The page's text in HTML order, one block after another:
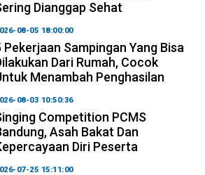
Dianggap Sehat
08-05 18:00:00
Pekerjaan Sampingan Yang Bisa
Dari Rumah, Cocok
Menambah Penghasilan
08-03 10:50:36
Competition PCMS
Asah Bakat Dan
Diri Peserta
07-25 15:11:00